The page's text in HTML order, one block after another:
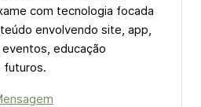
com tecnologia focada
envolvendo site, app,
educação
futuros.